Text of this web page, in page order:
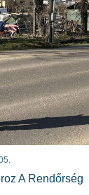
A Rendőrség